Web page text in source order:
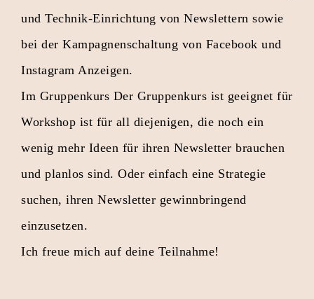
und Technik-Einrichtung von Newslettern sowie
bei der Kampagnenschaltung von Facebook und
Instagram Anzeigen.
Im Gruppenkurs Der Gruppenkurs ist geeignet für
Workshop ist für all diejenigen, die noch ein
wenig mehr Ideen für ihren Newsletter brauchen
und planlos sind. Oder einfach eine Strategie
suchen, ihren Newsletter gewinnbringend
einzusetzen.
Ich freue mich auf deine Teilnahme!